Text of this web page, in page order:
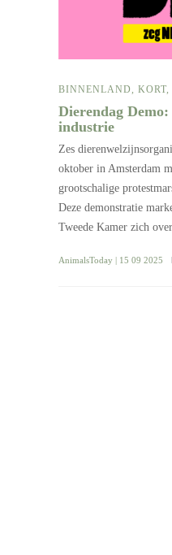
BINNENLAND KORT
Dierendag
industrie
Zes
oktober in Amsterdam
grootschalige
Deze demonstratie
Tweede Kamer zich
AnimalsToday | 15 09 2025